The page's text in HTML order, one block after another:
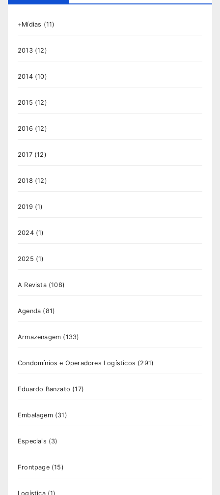
+Mídias (11)
2013(12)
2014(10)
2015 (12)
2016 (12)
2017(12)
2018 (12)
2019 (1)
2024(1)
2025 (1)
A Revista(108)
Agenda (81)
Armazenagem (133)
Condomínios e Operadores Logísticos (291)
Eduardo Banzato (17)
Embalagem(31)
Especiais (3)
Frontpage(15)
Logística(1)